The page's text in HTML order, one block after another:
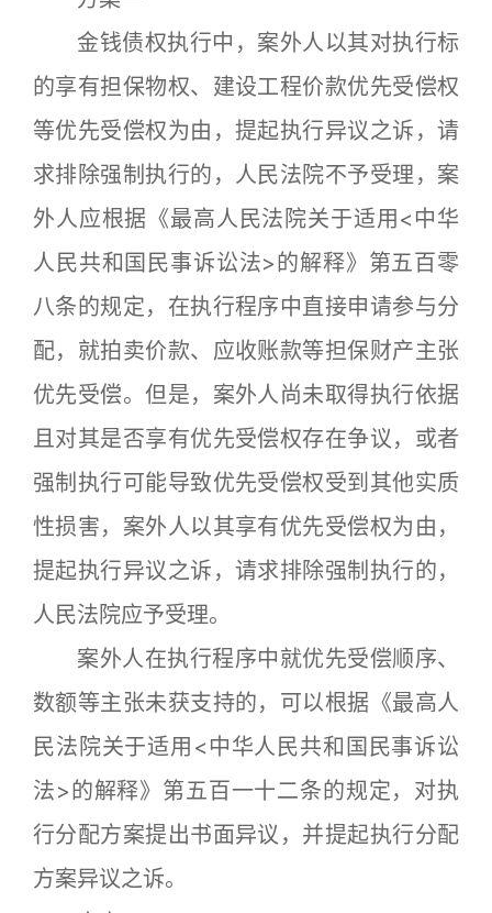
金钱债权执行中，案外人以其对执行标
的享有担保物权、建设工程价款优先受偿权
等优先受偿权为由，提起执行异议之诉，请
求排除强制执行的，人民法院不予受理，案
外人应根据《最高人民法院关于适用<中华
人民共和国民事诉讼法>的解释》第五百零
八条的规定，在执行程序中直接申请参与分
配，就拍卖价款、应收账款等担保财产主张
优先受偿。但是，案外人尚未取得执行依据
且对其是否享有优先受偿权存在争议，或者
强制执行可能导致优先受偿权受到其他实质
性损害，案外人以其享有优先受偿权为由，
提起执行异议之诉，请求排除强制执行的，
人民法院应予受理。
案外人在执行程序中就优先受偿顺序、
数额等主张未获支持的，可以根据《最高人
民法院关于适用<中华人民共和国民事诉讼
法>的解释》第五百一十二条的规定，对执
行分配方案提出书面异议，并提起执行分配
方案异议之诉。